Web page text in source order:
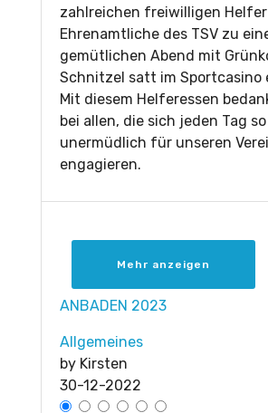
zahlreichen freiwilligen
Ehrenamtliche des TSV zu
gemütlichen Abend mit
Schnitzel satt im Sportcasino
Mit diesem Helferessen
bei allen, die sich jeden Tag so
unermüdlich für unseren
engagieren.
Mehr anzeigen
ANBADEN 2023
Allgemeines
by Kirsten
30-12-2022